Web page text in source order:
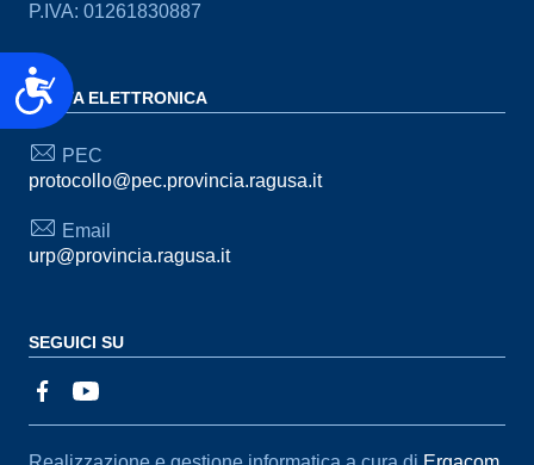
Accessibilità
P.IVA: 01261830887
POSTA ELETTRONICA
PEC
protocollo@pec.provincia.ragusa.it
Email
urp@provincia.ragusa.it
SEGUICI SU